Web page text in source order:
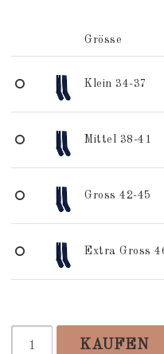
Grösse
Klein 34-37
Mittel 38-41
Gross 42-45
Extra Gross
KAUFEN